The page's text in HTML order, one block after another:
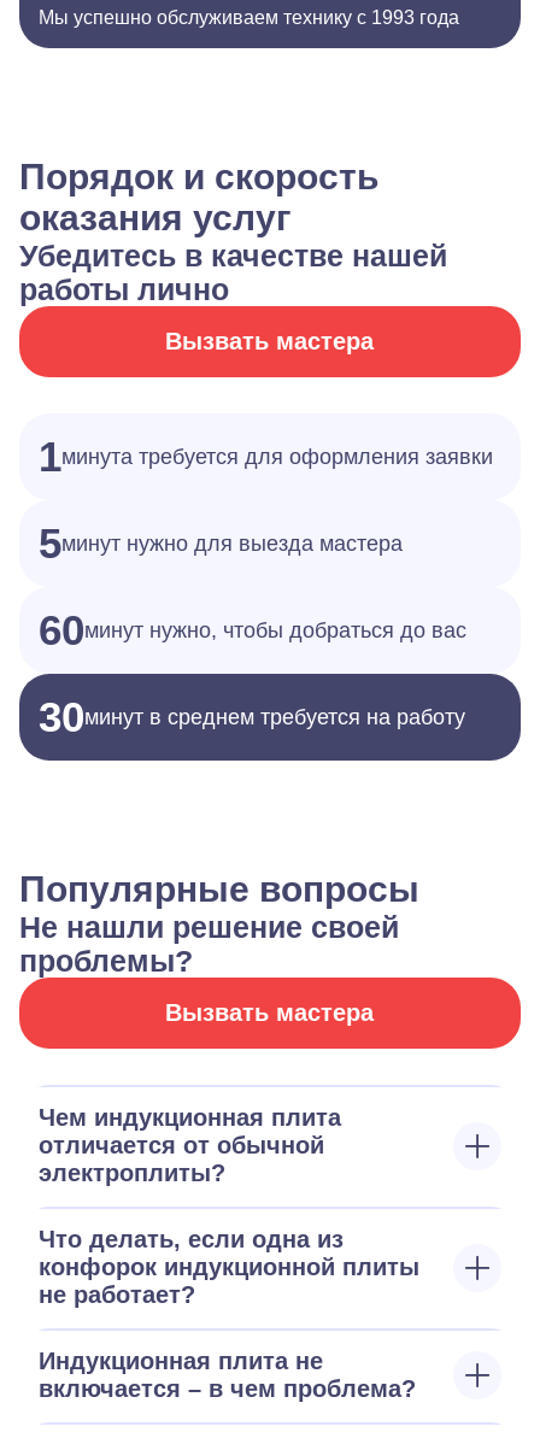
Мы успешно обслуживаем технику с 1993 года
Порядок и скорость
оказания услуг
Убедитесь в качестве нашей
работы лично
Вызвать мастера
1минута требуется для оформления заявки
5минут нужно для выезда мастера
60минут нужно, чтобы добраться до вас
30минут в среднем требуется на работу
Популярные вопросы
Не нашли решение своей
проблемы?
Вызвать мастера
Чем индукционная плита
отличается от обычной
электроплиты?
Что делать, если одна из
конфорок индукционной плиты
не работает?
Индукционная плита не
включается – в чем проблема?